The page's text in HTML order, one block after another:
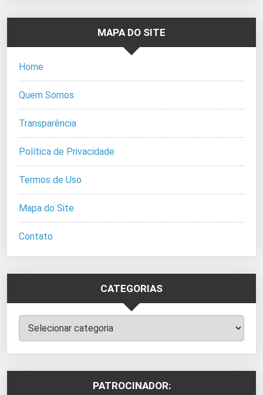
MAPA DO SITE
Home
Quem Somos
Transparência
Política de Privacidade
Termos de Uso
Mapa do Site
Contato
CATEGORIAS
Categorias
PATROCINADOR: